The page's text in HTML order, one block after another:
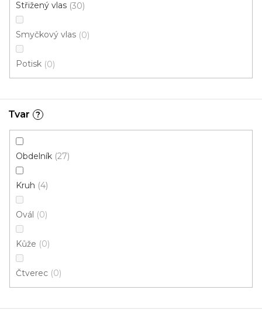
Střižený vlas 30
Smyčkový vlas 0
Potisk 0
Tvar ?
Obdelník 27
Kruh 4
Ovál 0
Kůže 0
Čtverec 0
Kusový koberec DIAMOND NEW 40213 110 Multi